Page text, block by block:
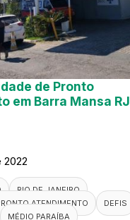
de Pronto
em Barra Mansa RJ
2022
RIO DE JANEIRO
ATENDIMENTO
DEFIS
MÉDIO PARAÍBA